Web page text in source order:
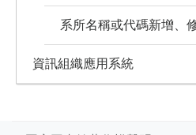
系所名稱或代碼新增、
資訊組織應用系統